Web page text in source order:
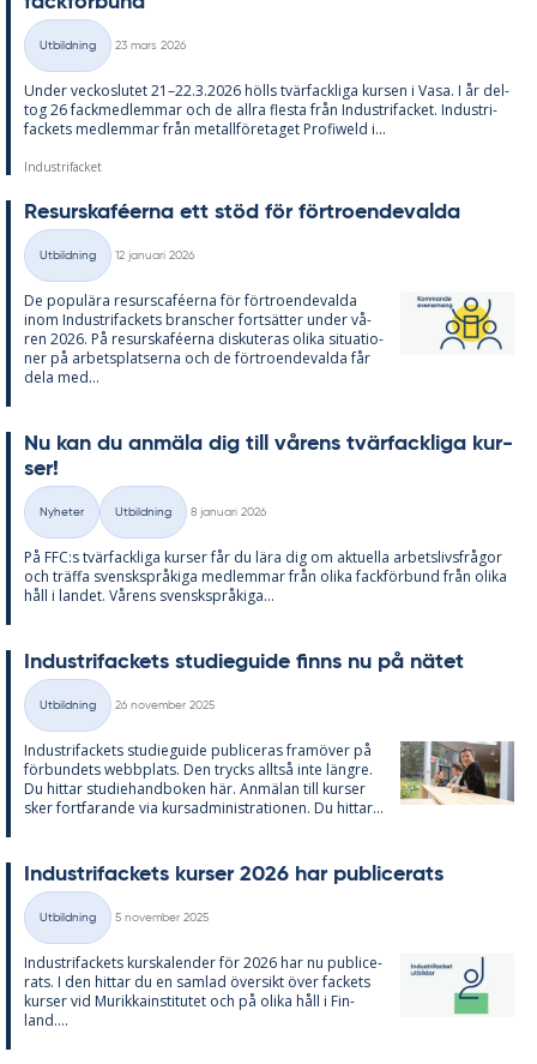
Kategorier
Utbildning
23 mars 2026
Un­der vec­ko­slu­tet 21–22.3.2026 hölls tvär­fack­li­ga kur­sen i Vasa. I år del­
tog 26 fack­med­lem­mar och de all­ra fles­ta från In­du­stri­fac­ket. In­du­stri­
fac­kets med­lem­mar från me­tall­fö­re­ta­get Pro­fiw­eld i...
Industrifacket
Re­surskafé­er­na ett stöd för för­tro­en­de­val­da
Kategorier
Utbildning
12 januari 2026
De po­pu­lä­ra re­surscafé­er­na för för­tro­en­de­val­da
inom In­du­stri­fac­kets branscher fort­sät­ter un­der vå­
ren 2026. På re­surskafé­er­na dis­ku­te­ras oli­ka si­tu­a­tio­
ner på ar­bets­plat­ser­na och de för­tro­en­de­val­da får
dela med...
Nu kan du an­mä­la dig till vå­rens tvär­fack­li­ga kur­
ser!
Kategorier
Nyheter Utbildning
8 januari 2026
På FFC:s tvär­fack­li­ga kur­ser får du lära dig om ak­tu­el­la ar­bets­livs­frå­gor
och träffa svensk­språ­ki­ga med­lem­mar från oli­ka fack­för­bund från oli­ka
håll i lan­det. Vå­rens svensk­språ­ki­ga...
In­du­stri­fac­kets stu­di­e­guide fin­ns nu på nä­tet
Kategorier
Utbildning
26 november 2025
In­du­stri­fac­kets stu­di­e­guide pub­li­ce­ras fram­ö­ver på
för­bun­dets webb­pla­ts. Den trycks alltså inte läng­re.
Du hit­tar stu­di­e­hand­bo­ken här. An­mä­lan till kur­ser
sker fort­fa­ran­de via kur­sad­mi­nist­ra­tio­nen. Du hit­tar...
In­du­stri­fac­kets kur­ser 2026 har pub­li­ce­ra­ts
Kategorier
Utbildning
5 november 2025
In­du­stri­fac­kets kurska­len­der för 2026 har nu pub­li­ce­
ra­ts. I den hit­tar du en sam­lad över­sikt över fac­kets
kur­ser vid Mu­rik­ka­in­sti­tu­tet och på oli­ka håll i Fin­
land....